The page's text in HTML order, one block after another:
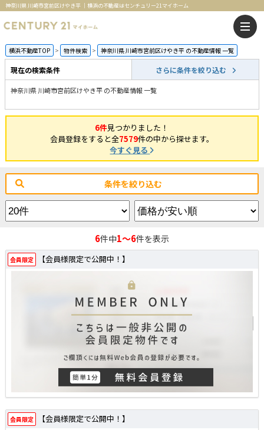
神奈川県 川崎市宮前区けやき平 ｜横浜の不動産はセンチュリー21マイホーム
横浜不動産TOP 物件検索 神奈川県 川崎市宮前区けやき平 の不動産情報 一覧
現在の検索条件 さらに条件を絞り込む
神奈川県 川崎市宮前区けやき平 の不動産情報 一覧
6件見つかりました！
会員登録をすると全7579件の中から探せます。
今すぐ見る
条件を絞り込む
6件中1～6件を表示
会員限定 【会員様限定で公開中！】
会員限定 【会員様限定で公開中！】